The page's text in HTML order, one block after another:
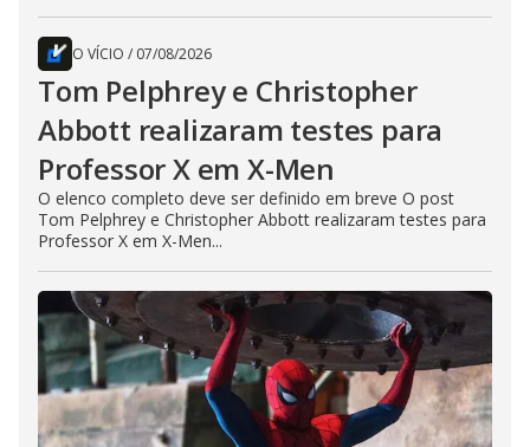
O VÍCIO / 07/08/2026
Tom Pelphrey e Christopher
Abbott realizaram testes para
Professor X em X-Men
O elenco completo deve ser definido em breve O post
Tom Pelphrey e Christopher Abbott realizaram testes para
Professor X em X-Men...